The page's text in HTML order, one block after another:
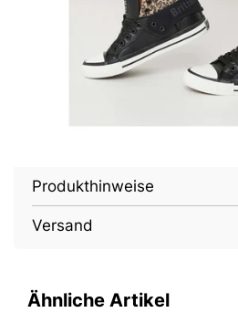
Produkthinweise
Versand
Ähnliche Artikel